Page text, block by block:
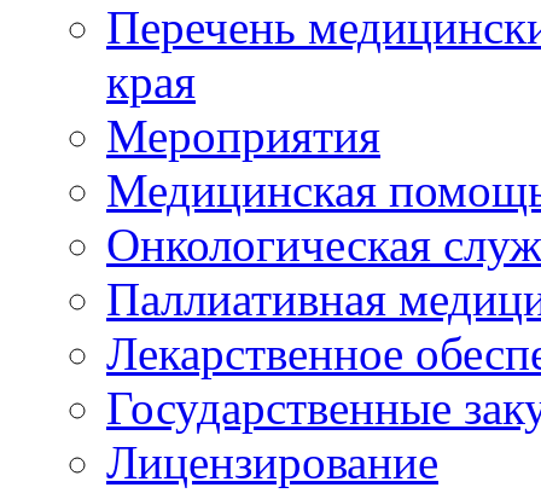
Перечень
края
Мероприятия
Медицинская
Онкологическая
Паллиативная
Лекарственное
Государственные
Лицензирование